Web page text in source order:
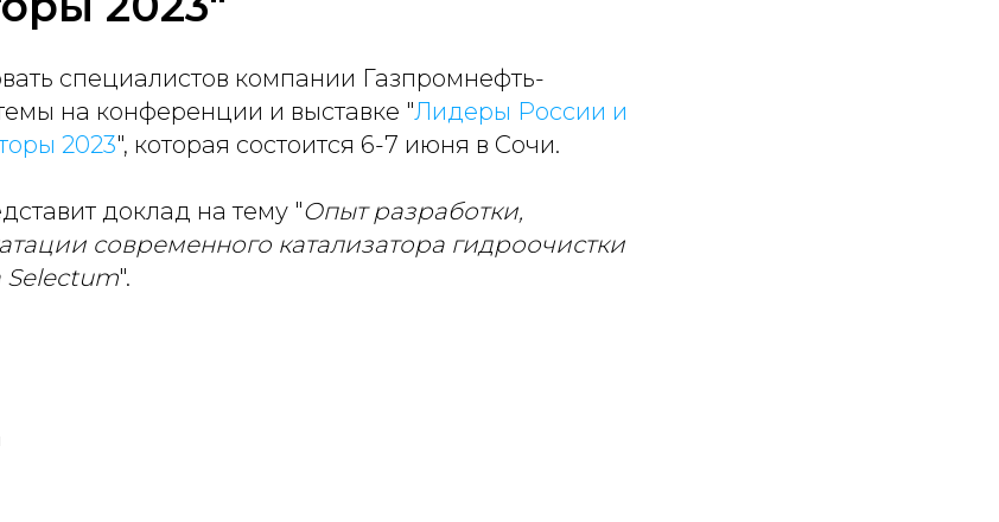
специалистов компании Газпромнефть-
на конференции и выставке "Лидеры России и
2023", которая состоится 6-7 июня в Сочи.
доклад на тему "Опыт разработки,
современного катализатора гидроочистки
Selectum".